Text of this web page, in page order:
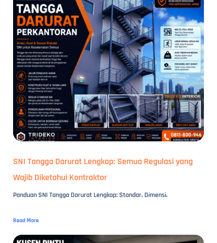
SNI Tangga Darurat Lengkap: Semua Regulasi yang
Wajib Diketahui Kontraktor
Panduan SNI Tangga Darurat Lengkap: Standar, Dimensi,
Read More